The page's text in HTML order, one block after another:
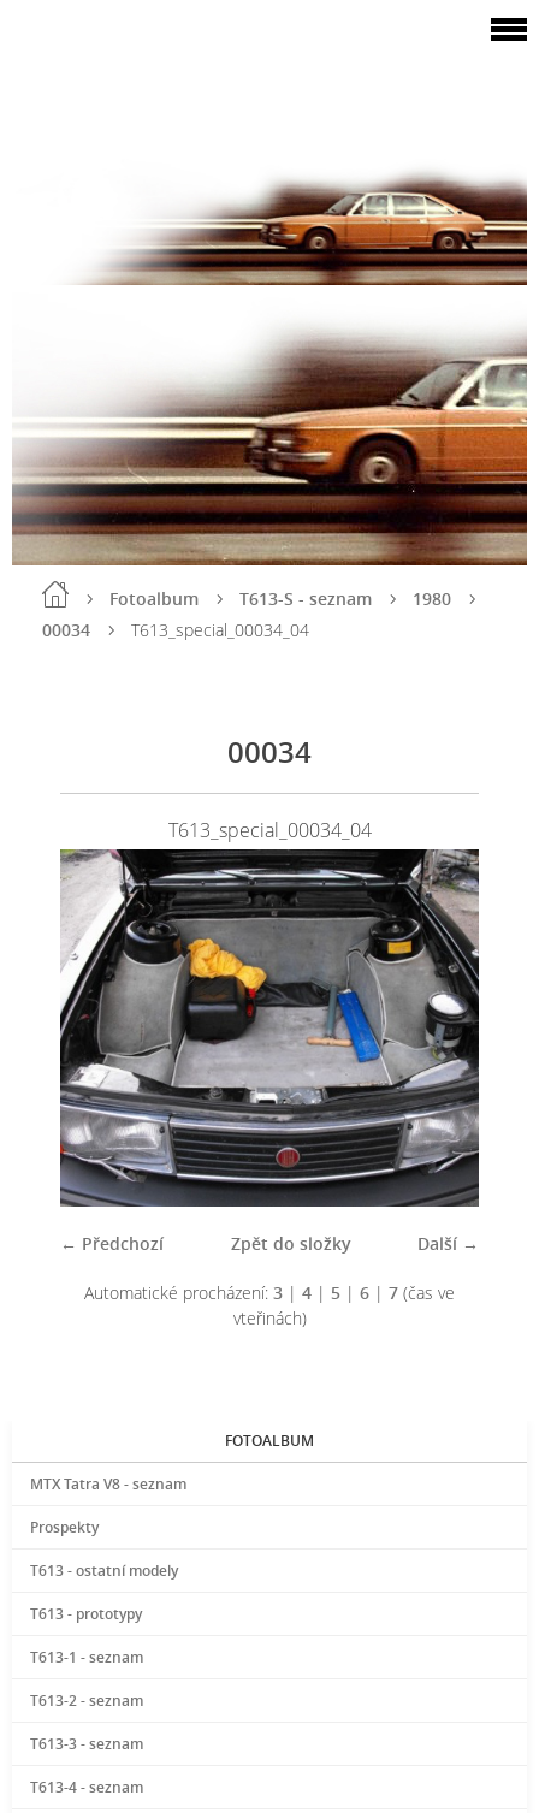
Fotoalbum T613-S - seznam
1980
00034
T613_special_00034_04
00034
T613_special_00034_04
← Předchozí Další →
Zpět do složky
Automatické procházení: 3 | 4 | 5 | 6 | 7 (čas ve
vteřinách)
FOTOALBUM
MTX Tatra V8 - seznam
Prospekty
T613 - ostatní modely
T613 - prototypy
T613-1 - seznam
T613-2 - seznam
T613-3 - seznam
T613-4 - seznam